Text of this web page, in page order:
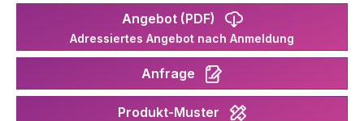
Angebot (PDF)
Adressiertes Angebot nach Anmeldung
Anfrage
Produkt-Muster